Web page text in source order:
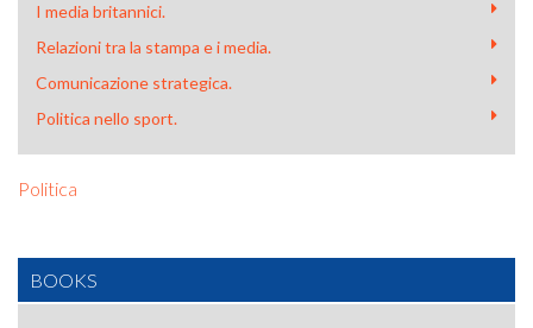
I media britannici.
Relazioni tra la stampa e i media.
Comunicazione strategica.
Politica nello sport.
Politica
BOOKS